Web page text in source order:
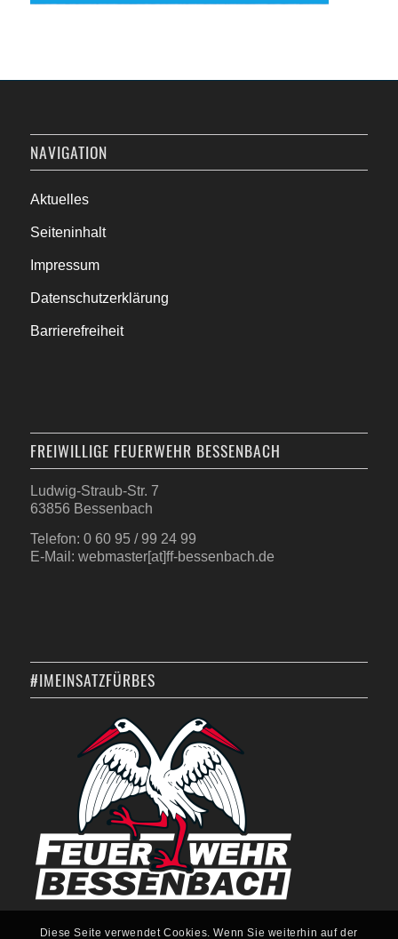
NAVIGATION
Aktuelles
Seiteninhalt
Impressum
Datenschutzerklärung
Barrierefreiheit
FREIWILLIGE FEUERWEHR BESSENBACH
Ludwig-Straub-Str. 7
63856 Bessenbach
Telefon: 0 60 95 / 99 24 99
E-Mail: webmaster[at]ff-bessenbach.de
#IMEINSATZFÜRBES
Diese Seite verwendet Cookies. Wenn Sie weiterhin auf der